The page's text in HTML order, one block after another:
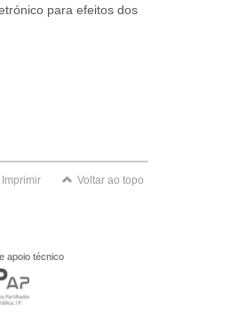
para efeitos dos
Imprimir Voltar ao topo
apoio técnico